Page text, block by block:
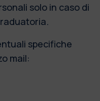
solo in caso di
specifiche
mail: